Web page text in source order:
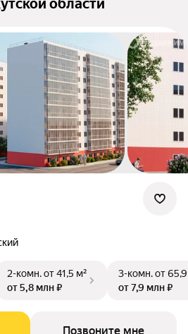
области
2-комн.от 41,5 м²
от 5,8 млн ₽
3-комн.от
от 7,9 млн ₽
Позвоните мне